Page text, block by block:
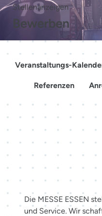
Stellenanzeigen
Bewerben
Veranstaltungs-
Referenzen
Mehr als
schaffen.
Die MESSE ESSEN
und Service. Wir